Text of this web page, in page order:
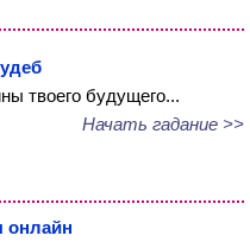
твоего будущего...
Начать гадание >>
онлайн